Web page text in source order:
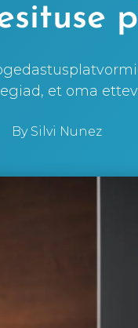
et oma
BySilvi Nunez